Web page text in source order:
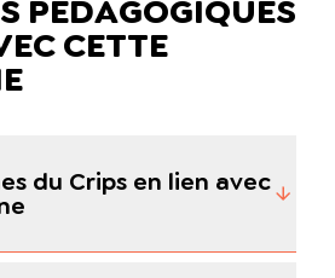
PÉDAGOGIQUES
CETTE
du Crips en lien avec